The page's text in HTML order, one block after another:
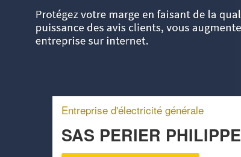
Entreprise d'électricité générale
SAS PERIER PHILIPPE